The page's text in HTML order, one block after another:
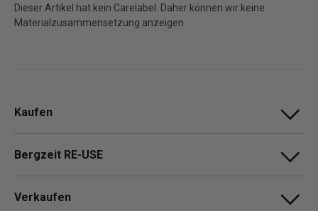
Dieser Artikel hat kein Carelabel. Daher können wir keine
Materialzusammensetzung anzeigen.
Kaufen
Bergzeit RE-USE
Verkaufen